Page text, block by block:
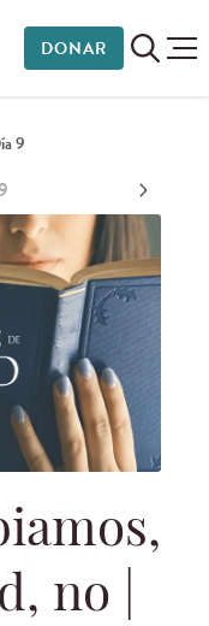
DONAR
9
no |